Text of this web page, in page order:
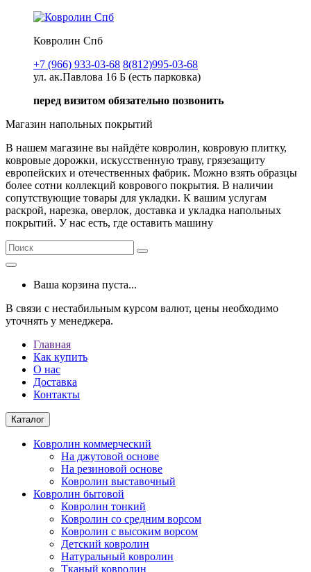
Ковролин Спб
+7 (966) 933-03-68 8(812)995-03-68
ул. ак.Павлова 16 Б (есть парковка)
перед визитом обязательно позвонить
Магазин напольных покрытий
В нашем магазине вы найдёте ковролин, ковровую плитку,
ковровые дорожки, искусственную траву, грязезащиту
европейских и отечественных фабрик. Можно взять образцы
более сотни коллекций коврового покрытия. В наличии
сопутствующие товары для укладки. К вашим услугам
раскрой, нарезка, оверлок, доставка и укладка напольных
покрытий. У нас есть, где оставить машину
Ваша корзина пуста...
В связи с нестабильным курсом валют, цены необходимо
уточнять у менеджера.
Главная
Как купить
О нас
Доставка
Контакты
Каталог
Ковролин коммерческий
На джутовой основе
На резиновой основе
Ковролин выставочный
Ковролин бытовой
Ковролин тонкий
Ковролин со средним ворсом
Ковролин с высоким ворсом
Детский ковролин
Натуральный ковролин
Тканый ковролин